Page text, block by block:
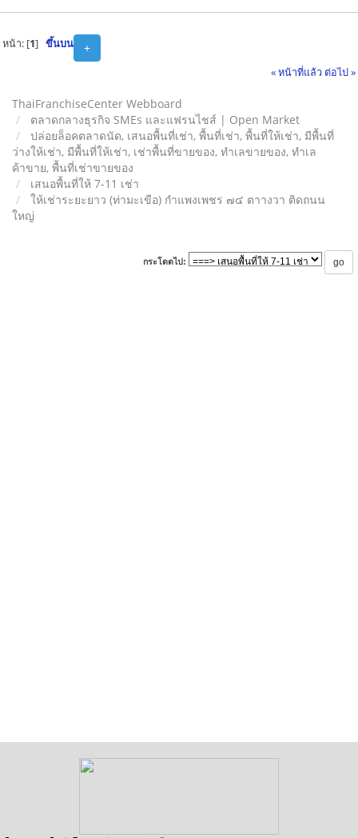
+
หน้า: [1] ขึ้นบน
« หน้าที่แล้ว ต่อไป »
ThaiFranchiseCenter Webboard
ตลาดกลางธุรกิจ SMEs และแฟรนไชส์ | Open Market
ปล่อยล็อคตลาดนัด, เสนอพื้นที่เช่า, พื้นที่เช่า, พื้นที่ให้เช่า, มีพื้นที่
ว่างให้เช่า, มีพื้นที่ให้เช่า, เช่าพื้นที่ขายของ, ทําเลขายของ, ทำเล
ค้าขาย, พื้นที่เช่าขายของ
เสนอพื้นที่ให้ 7-11 เช่า
ให้เช่าระยะยาว (ท่ามะเขือ) กำแพงเพชร ๗๔ ตาางวา ติดถนน
ใหญ่
กระโดดไป: